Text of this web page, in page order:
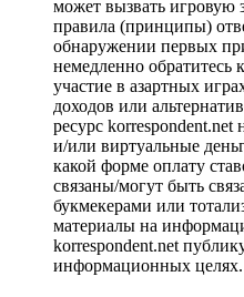
может вызвать игровую
правила (принципы)
обнаружении первых
немедленно обратитесь
участие в азартных
доходов или
ресурс
и/или виртуальные
какой форме оплату
связаны/могут быть
букмекерами или
материалы на
korrespondent.net
информационных целях.